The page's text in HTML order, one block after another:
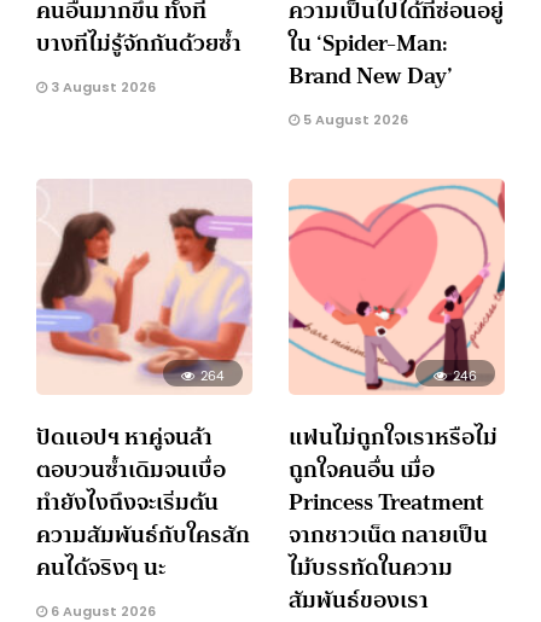
คนอื่นมากขึ้น ทั้งที่
บางทีไม่รู้จักกันด้วยซ้ำ
3 August 2026
ความเป็นไปได้ที่ซ่อนอยู่
ใน ‘Spider-Man:
Brand New Day’
5 August 2026
264
ปัดแอปฯ หาคู่จนล้า
ตอบวนซ้ำเดิมจนเบื่อ
ทำยังไงถึงจะเริ่มต้น
ความสัมพันธ์กับใครสัก
คนได้จริงๆ นะ
6 August 2026
246
แฟนไม่ถูกใจเราหรือไม่
ถูกใจคนอื่น เมื่อ
Princess Treatment
จากชาวเน็ต กลายเป็น
ไม้บรรทัดในความ
สัมพันธ์ของเรา